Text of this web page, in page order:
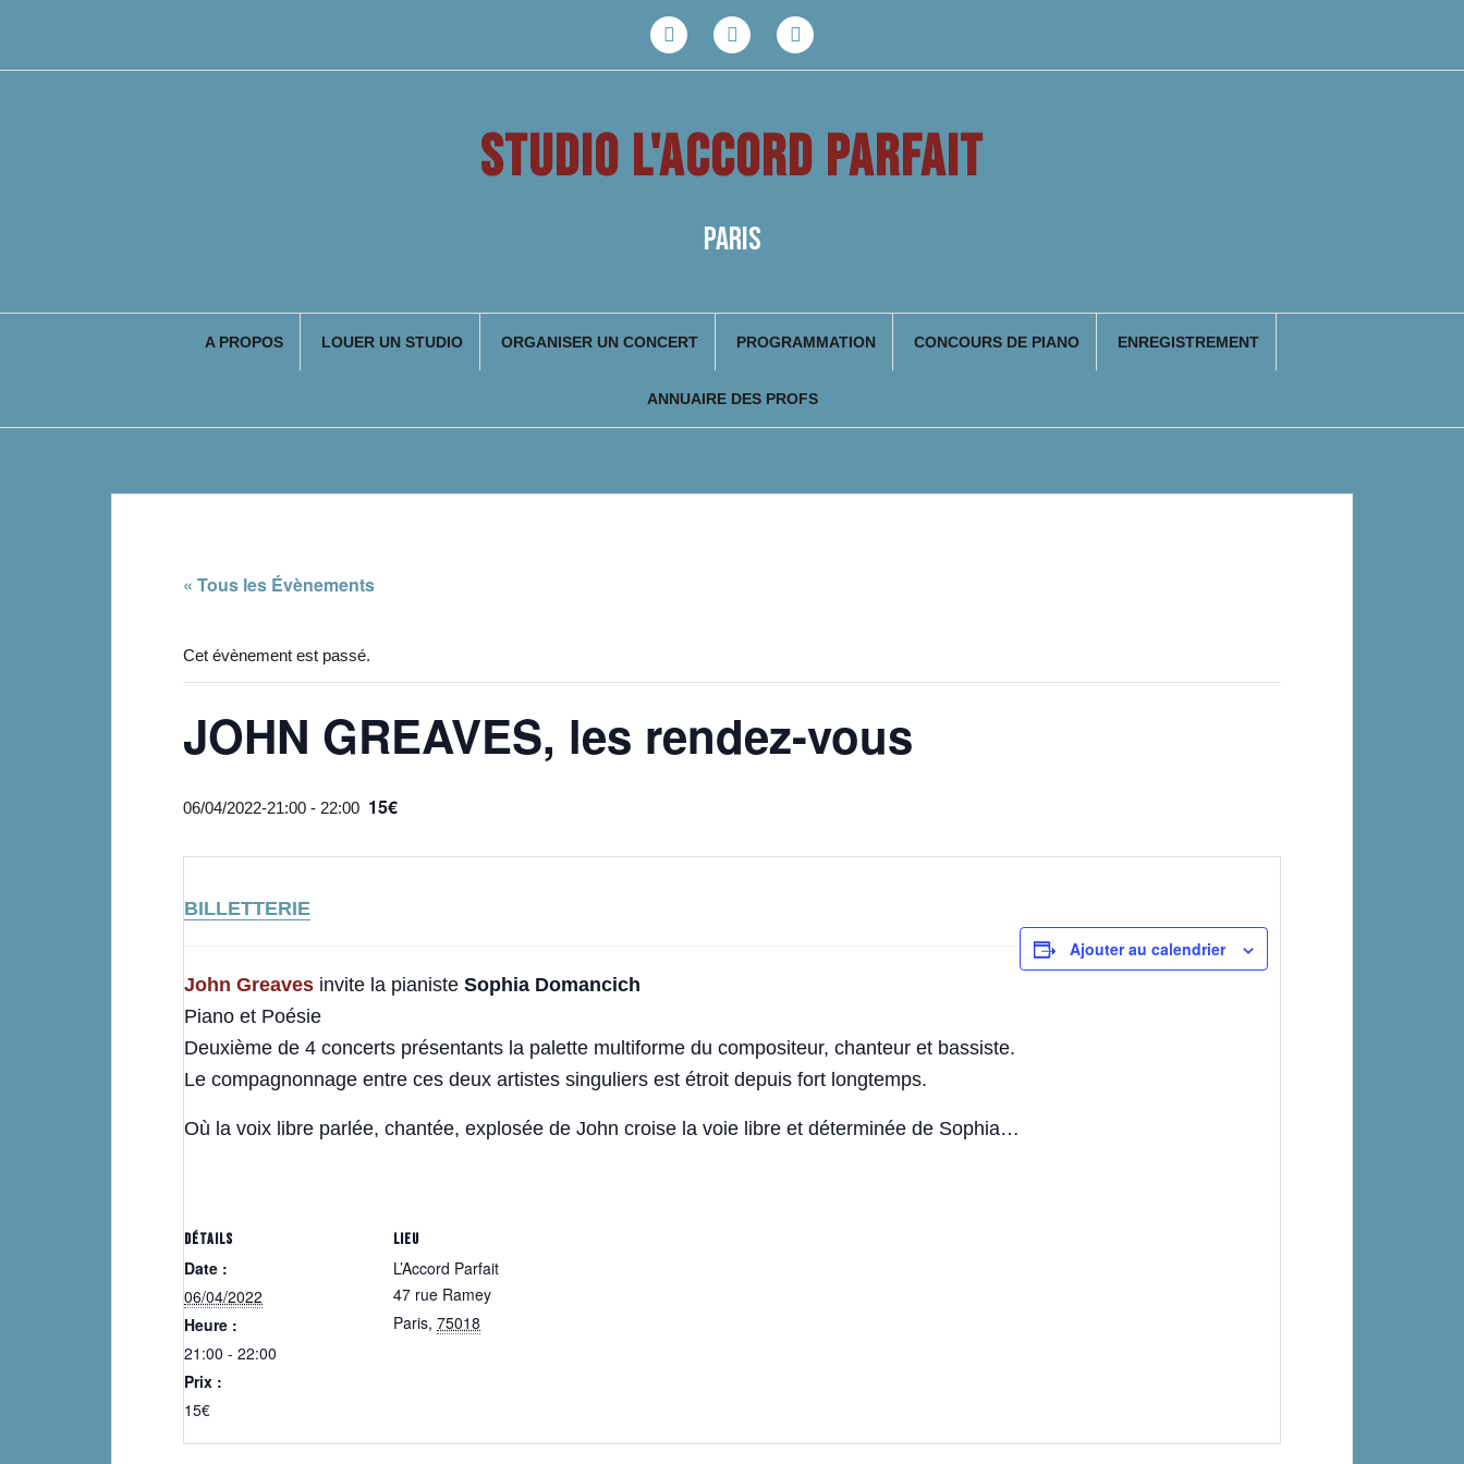
STUDIO L'ACCORD PARFAIT
PARIS
A PROPOS LOUER UN STUDIO ORGANISER UN CONCERT PROGRAMMATION CONCOURS DE PIANO ENREGISTREMENT
ANNUAIRE DES PROFS
« Tous les Évènements
Cet évènement est passé.
JOHN GREAVES, les rendez-vous
06/04/2022-21:00 - 22:00 15€
BILLETTERIE
John Greaves invite la pianiste Sophia Domancich
Piano et Poésie
Deuxième de 4 concerts présentants la palette multiforme du compositeur, chanteur et bassiste.
Le compagnonnage entre ces deux artistes singuliers est étroit depuis fort longtemps.
Où la voix libre parlée, chantée, explosée de John croise la voie libre et déterminée de Sophia…
Ajouter au calendrier
DÉTAILS
Date :
06/04/2022
Heure :
21:00 - 22:00
Prix :
15€
LIEU
L’Accord Parfait
47 rue Ramey
Paris, 75018